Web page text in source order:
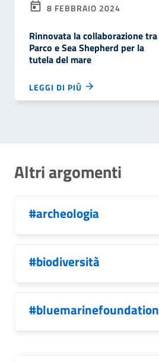
8 FEBBRAIO 2024
Rinnovata la collaborazione tra
Parco e Sea Shepherd per la
tutela del mare
LEGGI DI PIÙ
Altri argomenti
#archeologia
#biodiversità
#bluemarinefoundation